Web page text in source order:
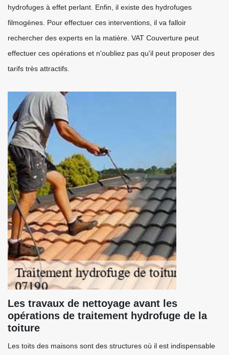
hydrofuges à effet perlant. Enfin, il existe des hydrofuges
filmogènes. Pour effectuer ces interventions, il va falloir
rechercher des experts en la matière. VAT Couverture peut
effectuer ces opérations et n'oubliez pas qu'il peut proposer des
tarifs très attractifs.
Les travaux de nettoyage avant les
opérations de traitement hydrofuge de la
toiture
Les toits des maisons sont des structures où il est indispensable